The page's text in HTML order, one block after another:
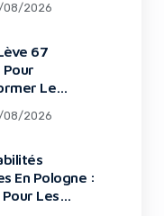
08/2026
67
Pour
Le
08/2026
En Pologne :
Les